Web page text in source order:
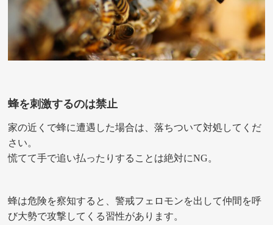
蜂を刺激するのは禁止
家の近くで蜂に遭遇した場合は、落ちついて対処してくだ
さい。
慌てて手で追い払ったりすることは絶対にNG。
蜂は危険を察知すると、警戒フェロモンを出して仲間を呼
び大勢で攻撃してくる習性があります。